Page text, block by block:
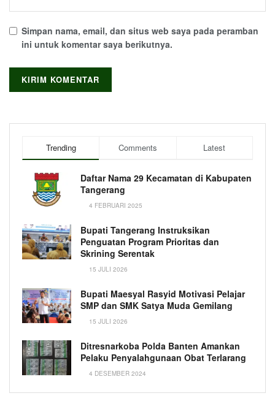
Simpan nama, email, dan situs web saya pada peramban
ini untuk komentar saya berikutnya.
Trending Comments Latest
Daftar Nama 29 Kecamatan di Kabupaten
Tangerang
4 FEBRUARI 2025
Bupati Tangerang Instruksikan
Penguatan Program Prioritas dan
Skrining Serentak
15 JULI 2026
Bupati Maesyal Rasyid Motivasi Pelajar
SMP dan SMK Satya Muda Gemilang
15 JULI 2026
Ditresnarkoba Polda Banten Amankan
Pelaku Penyalahgunaan Obat Terlarang
4 DESEMBER 2024